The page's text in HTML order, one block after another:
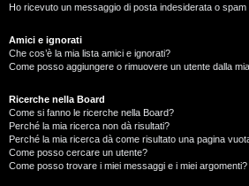
Ho ricevuto un messaggio di posta indesiderata o
Amici e ignorati
Che cos’è la mia lista amici e ignorati?
Come posso aggiungere o rimuovere un utente dalla
Ricerche nella Board
Come si fanno le ricerche nella Board?
Perché la mia ricerca non dà risultati?
Perché la mia ricerca dà come risultato una pagina
Come posso cercare un utente?
Come posso trovare i miei messaggi e i miei argomenti?